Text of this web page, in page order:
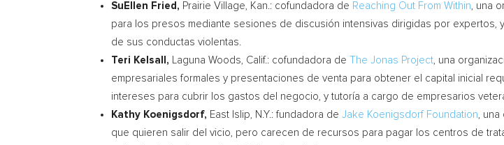
SuEllen Fried , Prairie Village, Kan.: cofundadora de Reaching Out From Within, una
para los presos mediante sesiones de discusión intensivas dirigidas por
de sus conductas violentas.
Teri Kelsall , Laguna Woods, Calif.: cofundadora de The Jonas Project, una
empresariales formales y presentaciones de venta para obtener el capital inicial
intereses para cubrir los gastos del negocio, y tutoría a cargo de empresarios
Kathy Koenigsdorf, East Islip, N.Y.: fundadora de Jake Koenigsdorf Foundation, una
que quieren salir del vicio, pero carecen de recursos para pagar los centros de